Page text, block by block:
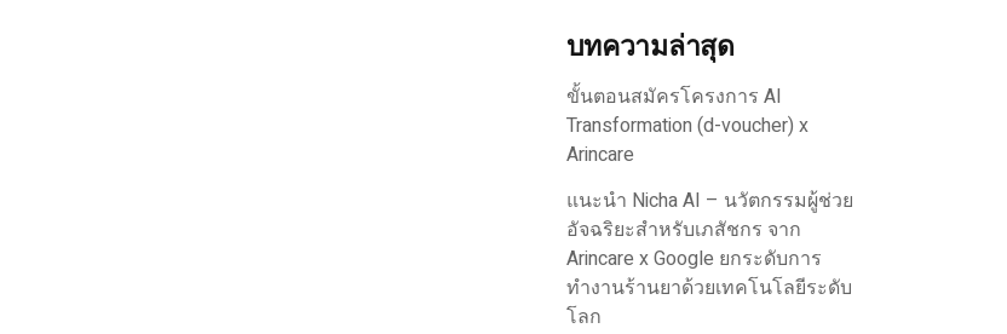
บทความล่าสุด
ขั้นตอนสมัครโครงการ AI
Transformation (d-voucher) x
Arincare
แนะนำ Nicha AI – นวัตกรรมผู้ช่วย
อัจฉริยะสำหรับเภสัชกร จาก
Arincare x Google ยกระดับการ
ทำงานร้านยาด้วยเทคโนโลยีระดับ
โลก